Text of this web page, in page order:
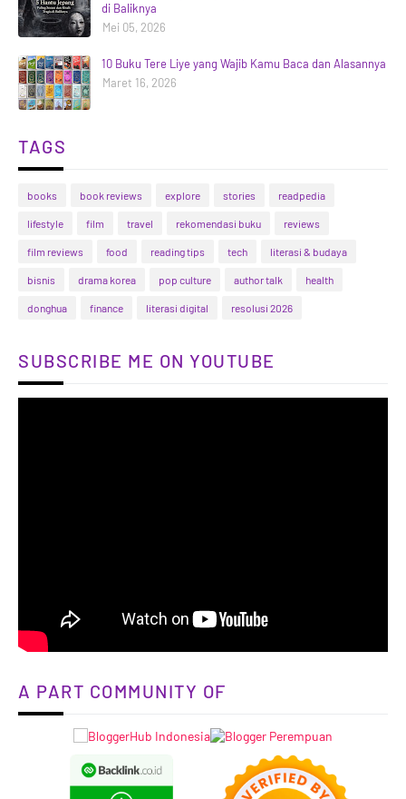
di Baliknya
Mei 05, 2026
10 Buku Tere Liye yang Wajib Kamu Baca dan Alasannya
Maret 16, 2026
TAGS
books book reviews explore stories readpedia
lifestyle film travel rekomendasi buku reviews
film reviews food reading tips tech literasi & budaya
bisnis drama korea pop culture author talk health
donghua finance literasi digital resolusi 2026
SUBSCRIBE ME ON YOUTUBE
A PART COMMUNITY OF